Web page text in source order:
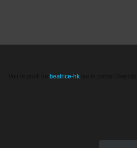
beatrice-hksur le portail Overblog